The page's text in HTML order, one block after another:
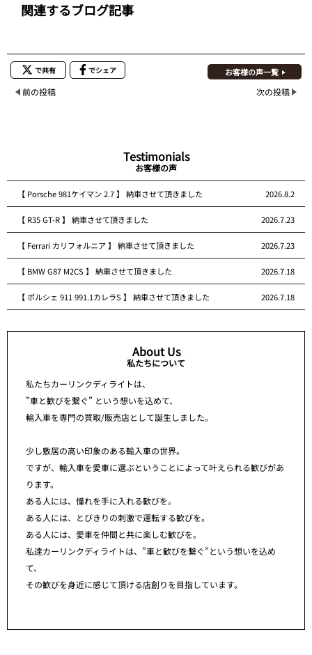
関連するブログ記事
で共有 でシェア お客様の声一覧
前の投稿 次の投稿
Testimonials
お客様の声
【 Porsche 981ケイマン 2.7 】 納車させて頂きました 2026.8.2
【 R35 GT-R 】 納車させて頂きました 2026.7.23
【 Ferrari カリフォルニア 】 納車させて頂きました 2026.7.23
【 BMW G87 M2CS 】 納車させて頂きました 2026.7.18
【 ポルシェ 911 991.1カレラS 】 納車させて頂きました 2026.7.18
About Us
私たちについて
私たちカーリンクディライトは、
”車と歓びを繋ぐ” という想いを込めて、
輸入車を専門の買取/販売店として誕生しました。
少し敷居の高い印象のある輸入車の世界。
ですが、輸入車を愛車に選ぶということによって叶えられる歓びがあ
ります。
ある人には、憧れを手に入れる歓びを。
ある人には、とびきりの刺激で運転する歓びを。
ある人には、愛車を仲間と共に楽しむ歓びを。
私達カーリンクディライトは、”車と歓びを繋ぐ”という想いを込め
て、
その歓びを身近に感じて頂ける店創りを目指しています。